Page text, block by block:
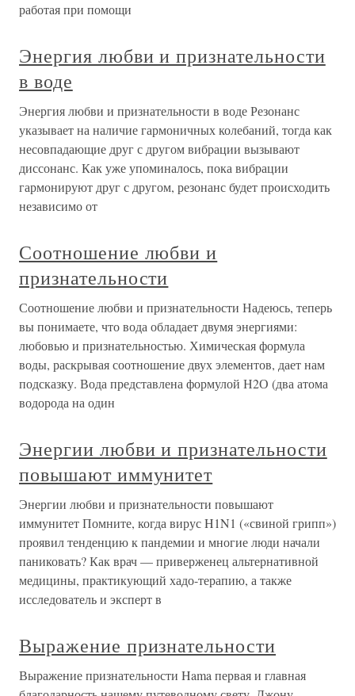
работая при помощи
Энергия любви и признательности
в воде
Энергия любви и признательности в воде Резонанс
указывает на наличие гармоничных колебаний, тогда как
несовпадающие друг с другом вибрации вызывают
диссонанс. Как уже упоминалось, пока вибрации
гармонируют друг с другом, резонанс будет происходить
независимо от
Соотношение любви и
признательности
Соотношение любви и признательности Надеюсь, теперь
вы понимаете, что вода обладает двумя энергиями:
любовью и признательностью. Химическая формула
воды, раскрывая соотношение двух элементов, дает нам
подсказку. Вода представлена формулой Н2О (два атома
водорода на один
Энергии любви и признательности
повышают иммунитет
Энергии любви и признательности повышают
иммунитет Помните, когда вирус H1N1 («свиной грипп»)
проявил тенденцию к пандемии и многие люди начали
паниковать? Как врач — приверженец альтернативной
медицины, практикующий хадо-терапию, а также
исследователь и эксперт в
Выражение признательности
Выражение признательности Hama первая и главная